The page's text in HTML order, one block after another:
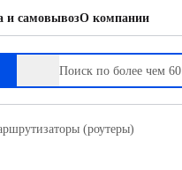
и самовывозО компании
(роутеры)